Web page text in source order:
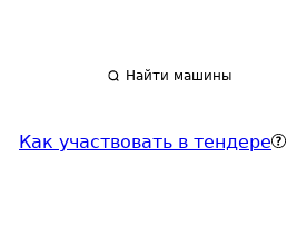
Найти машины
Как участвовать в тендере